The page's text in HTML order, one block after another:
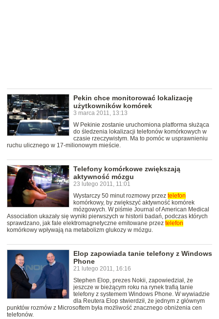
Pekin chce monitorować lokalizację
użytkowników komórek
3 marca 2011, 13:13
W Pekinie zostanie uruchomiona platforma służąca
do śledzenia lokalizacji telefonów komórkowych w
czasie rzeczywistym. Ma to pomóc w usprawnieniu
ruchu ulicznego w 17-milionowym mieście.
Telefony komórkowe zwiększają
aktywność mózgu
23 lutego 2011, 11:01
Wystarczy 50 minut rozmowy przez telefon
komórkowy, by zwiększyć aktywność komórek
mózgowych. W piśmie Journal of American Medical
Association ukazały się wyniki pierwszych w historii badań, podczas których
sprawdzano, jak fale elektromagnetyczne emitowane przez telefon
komórkowy wpływają na metabolizm glukozy w mózgu.
Elop zapowiada tanie telefony z Windows
Phone
21 lutego 2011, 16:16
Stephen Elop, prezes Nokii, zapowiedział, że
jeszcze w bieżącym roku na rynek trafią tanie
telefony z systemem Windows Phone. W wywiadzie
dla Reutera Elop stwierdził, że jednym z głównym
punktów rozmów z Microsoftem była możliwość znacznego obniżenia cen
telefonów.